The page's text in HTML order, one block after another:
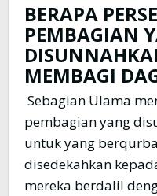
BERAPA
PEMBAGIAN
MEMBAGI
Sebagian Ulama
pembagian yang
untuk yang
disedekahkan
mereka berdalil